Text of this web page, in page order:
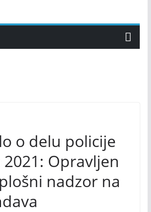
o delu policije
2021: Opravljen
nadzor na